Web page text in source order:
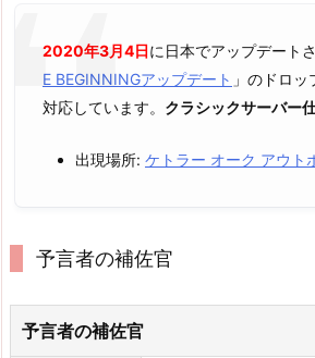
2020年3月4日に日本でアップデート
E BEGINNINGアップデート 」のドロ
対応しています。 クラシックサーバー
出現場所: ケトラー オーク アウト
予言者の補佐官
予言者の補佐官